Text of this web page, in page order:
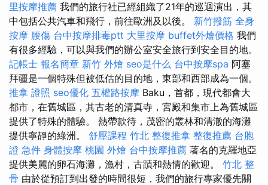
里按摩推薦 我們的旅行社已經組織了21年的巡迴演出，其
中包括公共汽車和飛行，前往歐洲及以後。 新竹撥筋 全身
按摩 腰傷 台中按摩排毒ptt 大里按摩 buffet外燴價格 我們
有很多經驗，可以與我們的辦公室安全旅行到安全目的地。
記帳士 報名簡章 新竹 外燴 seo是什么 台中按摩spa 阿塞
拜疆是一個特殊但被低估的目的地，東部和西部成為一個。
推拿 證照 seo優化 五權路按摩 Baku，首都，現代都會大
都市，在舊城區，其古老的清真寺，宮殿和集市上為舊城區
提供了特殊的體驗。 熱帶款待，茂密的叢林和清澈的海灘
提供寧靜的綠洲。 舒壓課程 竹北 整復推拿 整復推薦 台胞
證 急件 身體按摩 桃園 外燴 台中按摩推薦 著名的克羅地亞
提供美麗的卵石海灘，漁村，古蹟和熱情的歡迎。 竹北 整
骨 由於從預訂到出發的時間很短，我們的旅行專家優先關